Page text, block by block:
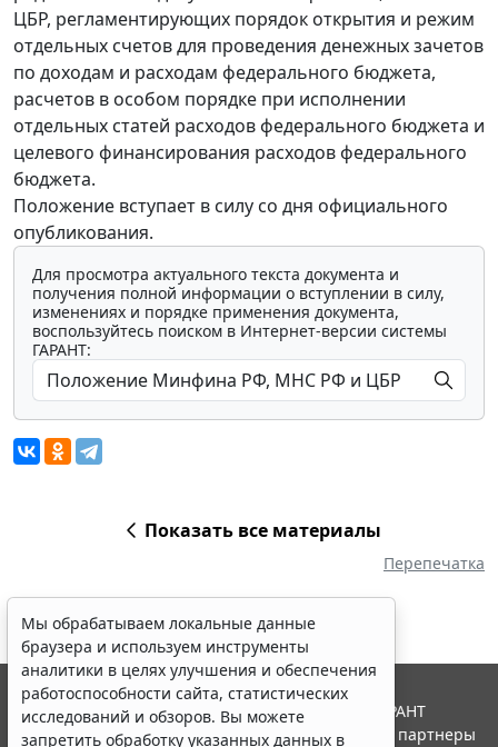
ЦБР, регламентирующих порядок открытия и режим
отдельных счетов для проведения денежных зачетов
по доходам и расходам федерального бюджета,
расчетов в особом порядке при исполнении
отдельных статей расходов федерального бюджета и
целевого финансирования расходов федерального
бюджета.
Положение вступает в силу со дня официального
опубликования.
Для просмотра актуального текста документа и
получения полной информации о вступлении в силу,
изменениях и порядке применения документа,
воспользуйтесь поиском в Интернет-версии системы
ГАРАНТ:
Показать все материалы
Перепечатка
Мы обрабатываем локальные данные
браузера и используем инструменты
аналитики в целях улучшения и обеспечения
работоспособности сайта, статистических
исследований и обзоров. Вы можете
запретить обработку указанных данных в
© ООО "НПП "ГАРАНТ-СЕРВИС", 2026. Система ГАРАНТ
выпускается с 1990 года. Компания "Гарант" и ее партнеры